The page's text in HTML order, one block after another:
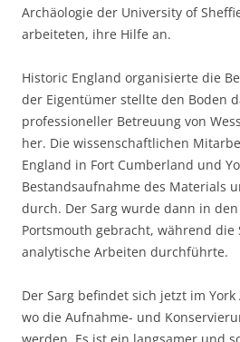
Archäologie der University of
arbeiteten, ihre Hilfe an.
Historic England organisierte die
der Eigentümer stellte den Boden
professioneller Betreuung von
her. Die wissenschaftlichen
England in Fort Cumberland und
Bestandsaufnahme des Materials
durch. Der Sarg wurde dann in
Portsmouth gebracht, während die
analytische Arbeiten durchführte.
Der Sarg befindet sich jetzt im
wo die Aufnahme- und